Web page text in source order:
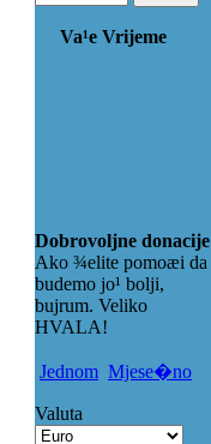
Va¹e Vrijeme
Dobrovoljne donacije
Ako ¾elite pomoæi da
budemo jo¹ bolji,
bujrum. Veliko
HVALA!
Jednom Mjese�no
Valuta